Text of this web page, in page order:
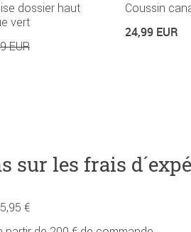
dossier haut
vert
EUR
Coussin
24,99 EUR
sur les frais
€